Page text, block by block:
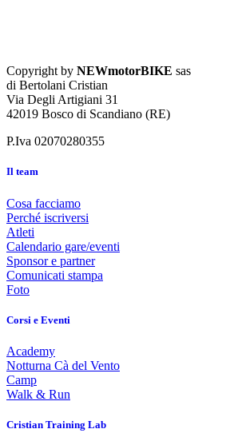
Copyright by NEWmotorBIKE sas
di Bertolani Cristian
Via Degli Artigiani 31
42019 Bosco di Scandiano (RE)
P.Iva 02070280355
Il team
Cosa facciamo
Perché iscriversi
Atleti
Calendario gare/eventi
Sponsor e partner
Comunicati stampa
Foto
Corsi e Eventi
Academy
Notturna Cà del Vento
Camp
Walk & Run
Cristian Training Lab